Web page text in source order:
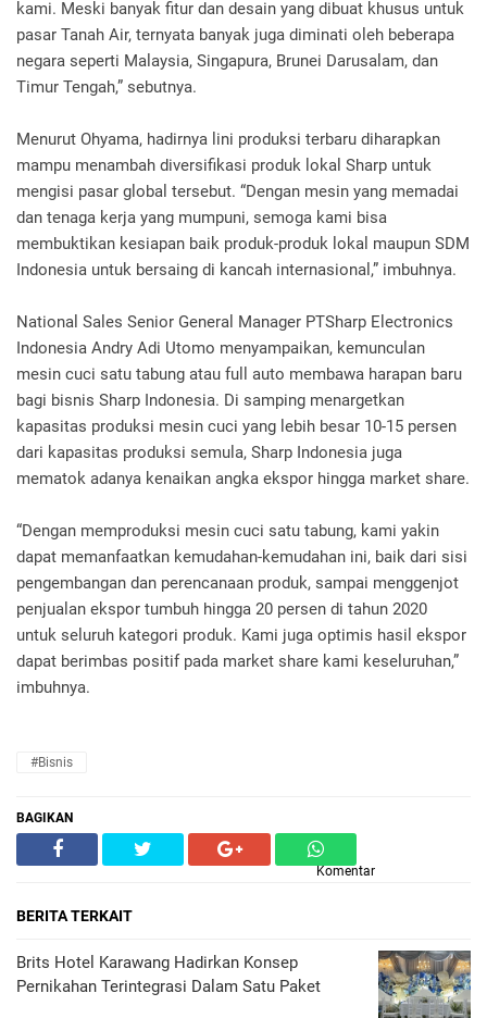
kami. Meski banyak fitur dan desain yang dibuat khusus untuk
pasar Tanah Air, ternyata banyak juga diminati oleh beberapa
negara seperti Malaysia, Singapura, Brunei Darusalam, dan
Timur Tengah,” sebutnya.
Menurut Ohyama, hadirnya lini produksi terbaru diharapkan
mampu menambah diversifikasi produk lokal Sharp untuk
mengisi pasar global tersebut. “Dengan mesin yang memadai
dan tenaga kerja yang mumpuni, semoga kami bisa
membuktikan kesiapan baik produk-produk lokal maupun SDM
Indonesia untuk bersaing di kancah internasional,” imbuhnya.
National Sales Senior General Manager PTSharp Electronics
Indonesia Andry Adi Utomo menyampaikan, kemunculan
mesin cuci satu tabung atau full auto membawa harapan baru
bagi bisnis Sharp Indonesia. Di samping menargetkan
kapasitas produksi mesin cuci yang lebih besar 10-15 persen
dari kapasitas produksi semula, Sharp Indonesia juga
mematok adanya kenaikan angka ekspor hingga market share.
“Dengan memproduksi mesin cuci satu tabung, kami yakin
dapat memanfaatkan kemudahan-kemudahan ini, baik dari sisi
pengembangan dan perencanaan produk, sampai menggenjot
penjualan ekspor tumbuh hingga 20 persen di tahun 2020
untuk seluruh kategori produk. Kami juga optimis hasil ekspor
dapat berimbas positif pada market share kami keseluruhan,”
imbuhnya.
#Bisnis
BAGIKAN
Komentar
BERITA TERKAIT
Brits Hotel Karawang Hadirkan Konsep
Pernikahan Terintegrasi Dalam Satu Paket